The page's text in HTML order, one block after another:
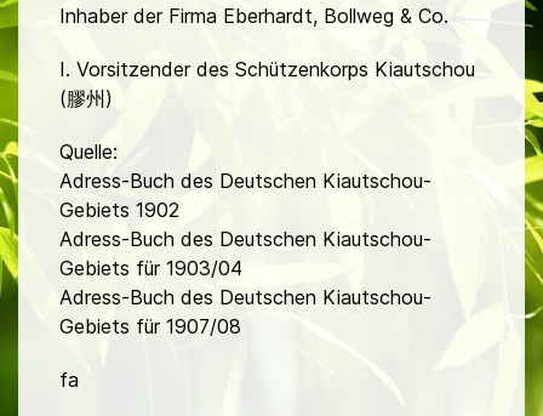
Inhaber der Firma Eberhardt, Bollweg & Co.
I. Vorsitzender des Schützenkorps Kiautschou
(膠州)
Quelle:
Adress-Buch des Deutschen Kiautschou-
Gebiets 1902
Adress-Buch des Deutschen Kiautschou-
Gebiets für 1903/04
Adress-Buch des Deutschen Kiautschou-
Gebiets für 1907/08
fa